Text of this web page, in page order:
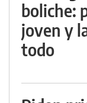
boliche:
joven y
todo